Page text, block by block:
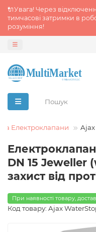
🔌Увага! Через
тимчасові затримки в
розуміння!
Електроклапани
DN 15 Jeweller
захист від
При наявності товару,
Код товару: Ajax